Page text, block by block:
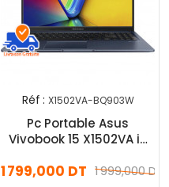
Réf : X1502VA-BQ903W
Pc Portable Asus
Vivobook 15 X1502VA i5
1 999,000 DT
1 799,000 DT